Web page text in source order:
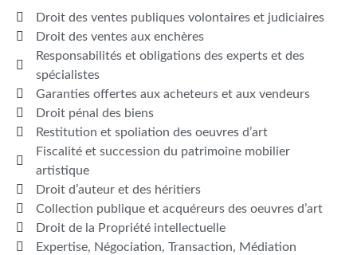
Droit des ventes publiques volontaires et judiciaires
Droit des ventes aux enchères
Responsabilités et obligations des experts et des
spécialistes
Garanties offertes aux acheteurs et aux vendeurs
Droit pénal des biens
Restitution et spoliation des oeuvres d’art
Fiscalité et succession du patrimoine mobilier
artistique
Droit d’auteur et des héritiers
Collection publique et acquéreurs des oeuvres d’art
Droit de la Propriété intellectuelle
Expertise, Négociation, Transaction, Médiation